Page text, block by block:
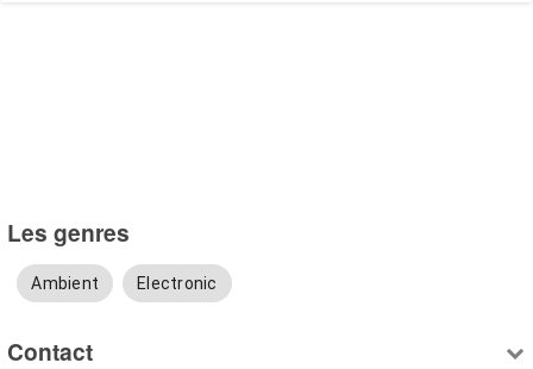
Les genres
Ambient Electronic
Contact